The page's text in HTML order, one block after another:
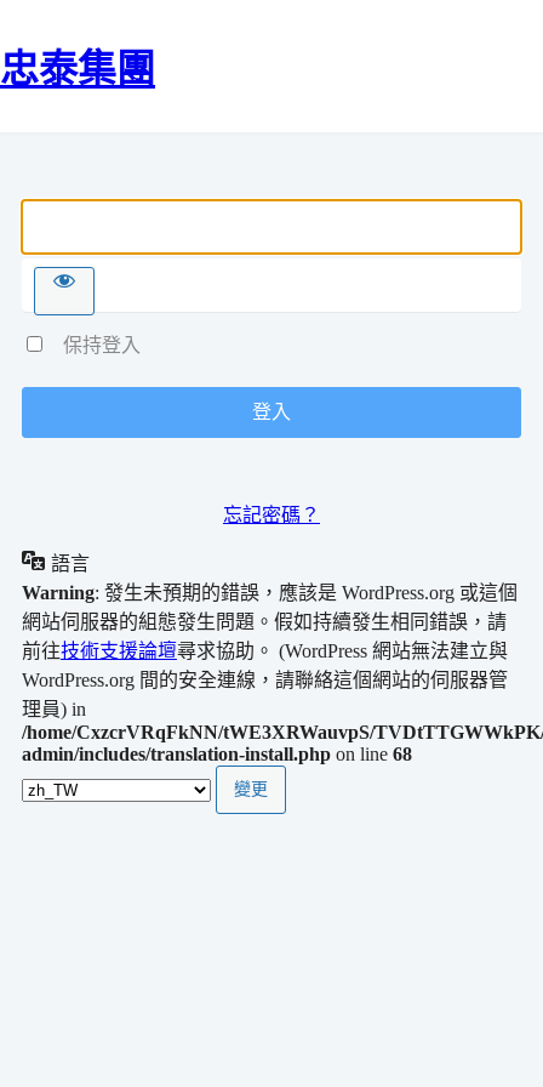
忠泰集團
密碼
保持登入
忘記密碼？
語言
Warning: 發生未預期的錯誤，應該是 WordPress.org 或這個
網站伺服器的組態發生問題。假如持續發生相同錯誤，請
前往技術支援論壇尋求協助。 (WordPress 網站無法建立與
WordPress.org 間的安全連線，請聯絡這個網站的伺服器管
理員) in
/home/CxzcrVRqFkNN/tWE3XRWauvpS/
admin/includes/translation-install.phpon line 68